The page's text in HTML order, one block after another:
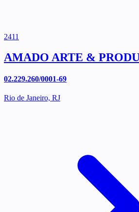
2411
AMADO ARTE &
02.229.260/0001-69
Rio de Janeiro, RJ